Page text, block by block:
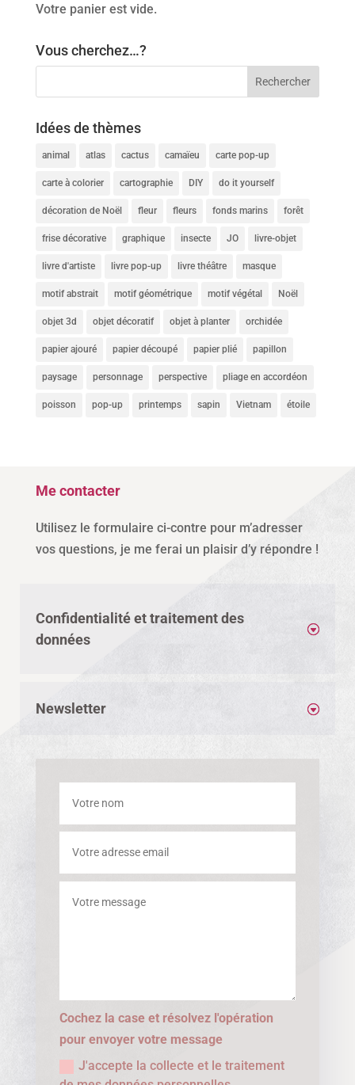
Votre panier est vide.
Vous cherchez…?
Idées de thèmes
animal atlas cactus camaïeu carte pop-up
carte à colorier cartographie DIY do it yourself
décoration de Noël fleur fleurs fonds marins forêt
frise décorative graphique insecte JO livre-objet
livre d'artiste livre pop-up livre théâtre masque
motif abstrait motif géométrique motif végétal Noël
objet 3d objet décoratif objet à planter orchidée
papier ajouré papier découpé papier plié papillon
paysage personnage perspective pliage en accordéon
poisson pop-up printemps sapin Vietnam étoile
Me contacter
Utilisez le formulaire ci-contre pour m’adresser
vos questions, je me ferai un plaisir d’y répondre !
Confidentialité et traitement des
données
Newsletter
Cochez la case et résolvez l'opération
pour envoyer votre message
J'accepte la collecte et le traitement